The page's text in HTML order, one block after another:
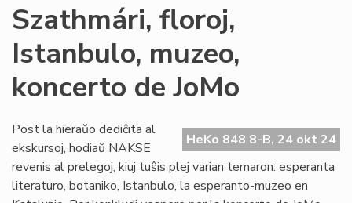
Szathmári, floroj,
Istanbulo, muzeo,
koncerto de JoMo
HeKo 848 8-B, 24 okt 24
Post la hieraŭo dediĉita al
ekskursoj, hodiaŭ NAKSE
revenis al prelegoj, kiuj tuŝis plej varian temaron: esperanta
literaturo, botaniko, Istanbulo, la esperanto-muzeo en